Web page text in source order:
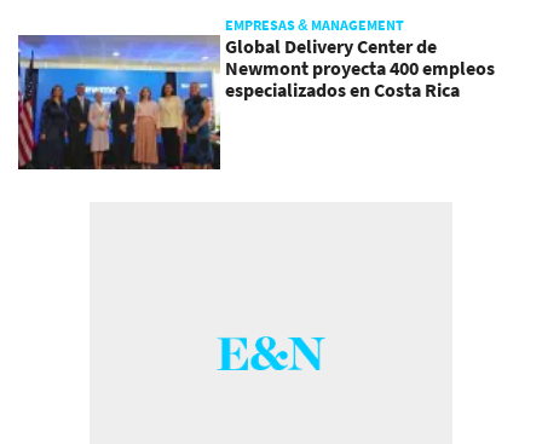
EMPRESAS & MANAGEMENT
Global Delivery Center de
Newmont proyecta 400 empleos
especializados en Costa Rica